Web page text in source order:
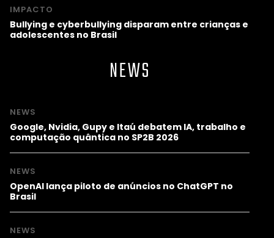
IMPACTO
Bullying e cyberbullying disparam entre crianças e
adolescentes no Brasil
NEWS
NEWS
Google, Nvidia, Gupy e Itaú debatem IA, trabalho e
computação quântica no SP2B 2026
NEWS
OpenAI lança piloto de anúncios no ChatGPT no
Brasil
NEWS